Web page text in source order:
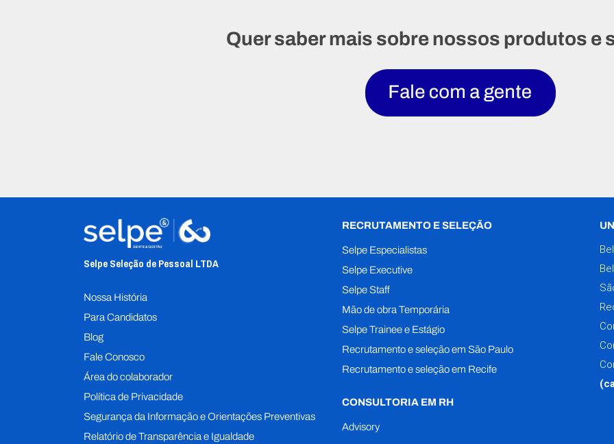
Quer saber mais sobre nossos produtos e
Selpe Seleção de Pessoal LTDA
Nossa História
Para Candidatos
Blog
Fale Conosco
Área do colaborador
Política de Privacidade
Segurança da Informação e Orientações Preventivas
Relatório de Transparência e Igualdade
RECRUTAMENTO E SELEÇÃO
Selpe Especialistas
Selpe Executive
Selpe Staff
Mão de obra Temporária
Selpe Trainee e Estágio
Recrutamento e seleção em São Paulo
Recrutamento e seleção em Recife
CONSULTORIA EM RH
Advisory